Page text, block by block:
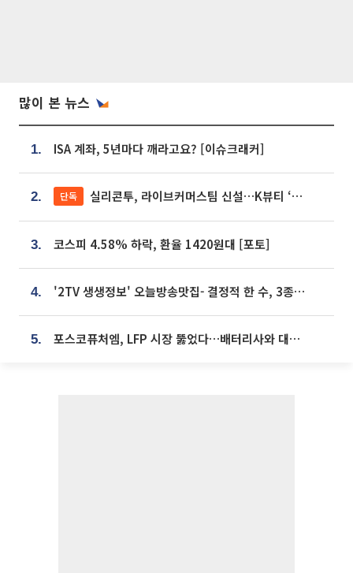
많이 본 뉴스
1. ISA 계좌, 5년마다 깨라고요? [이슈크래커]
2. 단독 실리콘투, 라이브커머스팀 신설…K뷰티 ‘글로벌 판매망’ 확대[K뷰티 라방戰]
3. 코스피 4.58% 하락, 환율 1420원대 [포토]
4. '2TV 생생정보' 오늘방송맛집- 결정적 한 수, 3종 메밀면! 메밀 소바 맛집 '의○○○○'
5. 포스코퓨처엠, LFP 시장 뚫었다…배터리사와 대규모 장기 공급 합의